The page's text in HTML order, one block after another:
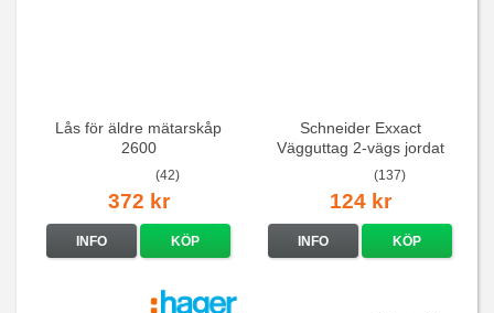
Lås för äldre mätarskåp
2600
(42)
372 kr
INFO KÖP
Schneider Exxact
Vägguttag 2-vägs jordat
Vit standarduttag
(137)
124 kr
INFO KÖP